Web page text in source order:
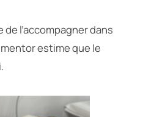
l’accompagner dans
estime que le